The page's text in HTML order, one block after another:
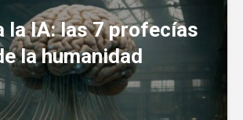
la IA: las 7 profecías
la humanidad